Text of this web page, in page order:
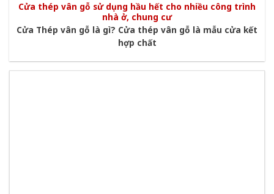
Cửa thép vân gỗ sử dụng hầu hết cho nhiều công trình
nhà ở, chung cư
Cửa Thép vân gỗ là gì? Cửa thép vân gỗ là mẫu cửa kết
hợp chất